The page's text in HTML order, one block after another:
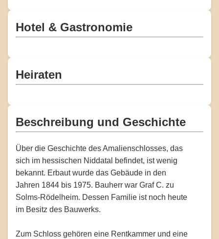
Hotel & Gastronomie
Heiraten
Beschreibung und Geschichte
Über die Geschichte des Amalienschlosses, das
sich im hessischen Niddatal befindet, ist wenig
bekannt. Erbaut wurde das Gebäude in den
Jahren 1844 bis 1975. Bauherr war Graf C. zu
Solms-Rödelheim. Dessen Familie ist noch heute
im Besitz des Bauwerks.
Zum Schloss gehören eine Rentkammer und eine